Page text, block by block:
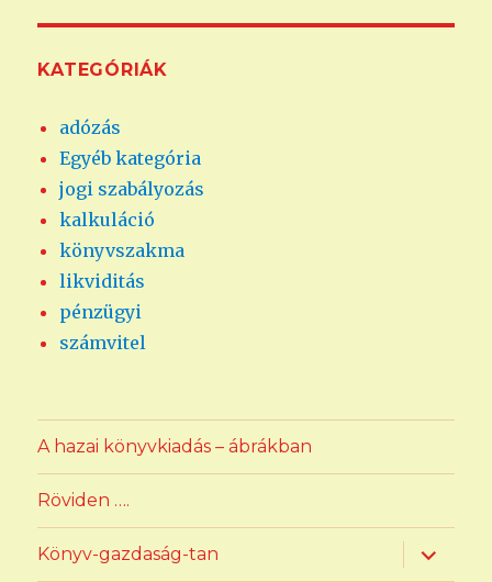
kifejezésre:
KATEGÓRIÁK
adózás
Egyéb kategória
jogi szabályozás
kalkuláció
könyvszakma
likviditás
pénzügyi
számvitel
A hazai könyvkiadás – ábrákban
Röviden ….
Könyv-gazdaság-tan
almenü